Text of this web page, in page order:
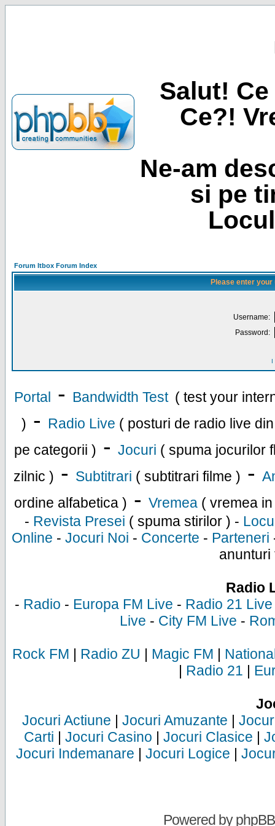
Salut!
Ce?!
Ne-am
si pe
Forum Itbox Forum Index
Please enter
Username:
Password:
I
Portal - Bandwidth Test ( test your
) - Radio Live ( posturi de radio live
pe categorii ) - Jocuri ( spuma jocurilor
zilnic ) - Subtitrari ( subtitrari filme ) -
ordine alfabetica ) - Vremea ( vremea
- Revista Presei ( spuma stirilor ) -
Online - Jocuri Noi - Concerte - Parteneri
anunturi
Radio
- Radio - Europa FM Live - Radio 21 Live
Live - City FM Live -
Rock FM | Radio ZU | Magic FM |
| Radio 21 |
Jocuri Actiune | Jocuri Amuzante |
Carti | Jocuri Casino | Jocuri Clasice |
Jocuri Indemanare | Jocuri Logice |
Powered byphpBB